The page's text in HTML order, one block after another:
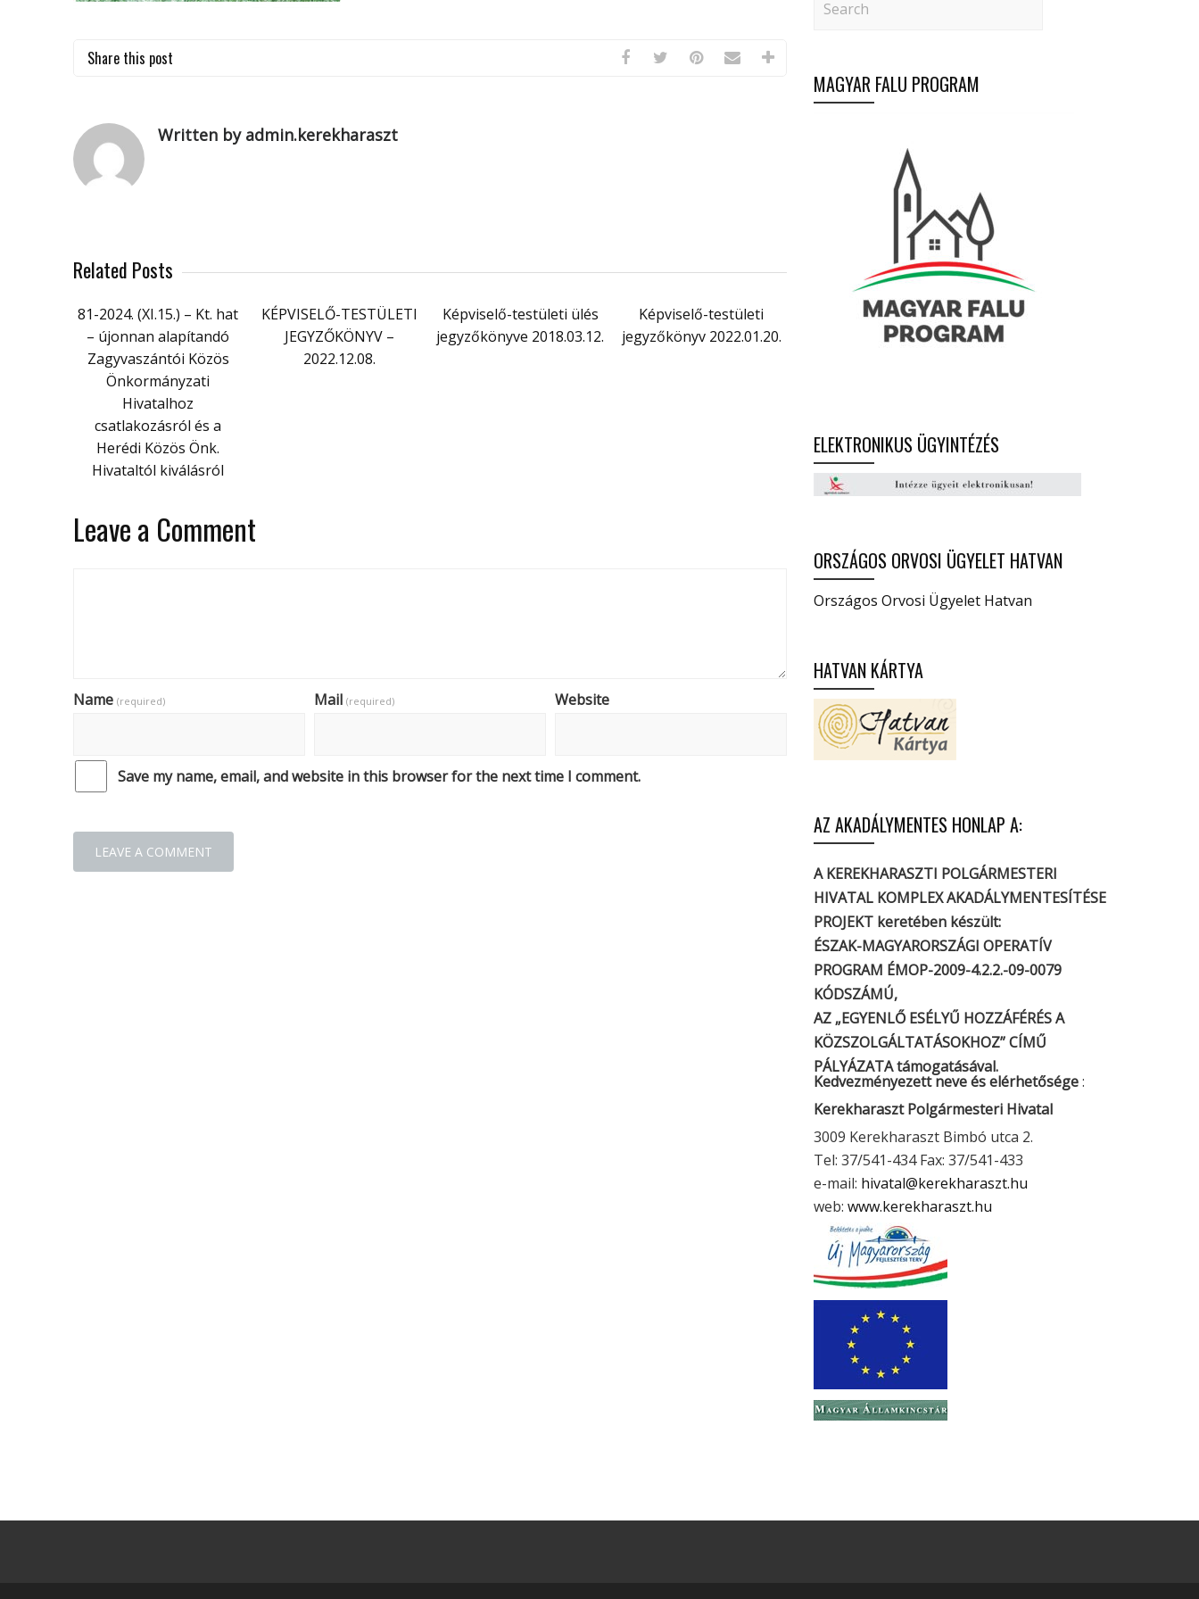
Share this post
Written by admin.kerekharaszt
Related Posts
81-2024. (XI.15.) – Kt. hat
– újonnan alapítandó
Zagyvaszántói Közös
Önkormányzati
Hivatalhoz
csatlakozásról és a
Herédi Közös Önk.
Hivataltól kiválásról
KÉPVISELŐ-TESTÜLETI
JEGYZŐKÖNYV –
2022.12.08.
Képviselő-testületi ülés
jegyzőkönyve 2018.03.12.
Képviselő-testületi
jegyzőkönyv 2022.01.20.
Leave a Comment
Name (required) Mail (required) Website
Save my name, email, and website in this browser for the next time I comment.
MAGYAR FALU PROGRAM
ELEKTRONIKUS ÜGYINTÉZÉS
ORSZÁGOS ORVOSI ÜGYELET HATVAN
Országos Orvosi Ügyelet Hatvan
HATVAN KÁRTYA
AZ AKADÁLYMENTES HONLAP A:
A KEREKHARASZTI POLGÁRMESTERI
HIVATAL KOMPLEX AKADÁLYMENTESÍTÉSE
PROJEKT keretében készült:
ÉSZAK-MAGYARORSZÁGI OPERATÍV
PROGRAM ÉMOP-2009-4.2.2.-09-0079
KÓDSZÁMÚ,
AZ „EGYENLŐ ESÉLYŰ HOZZÁFÉRÉS A
KÖZSZOLGÁLTATÁSOKHOZ” CÍMŰ
PÁLYÁZATA támogatásával.
Kedvezményezett neve és elérhetősége:
Kerekharaszt Polgármesteri Hivatal
3009 Kerekharaszt Bimbó utca 2.
Tel: 37/541-434 Fax: 37/541-433
e-mail: hivatal@kerekharaszt.hu
web: www.kerekharaszt.hu